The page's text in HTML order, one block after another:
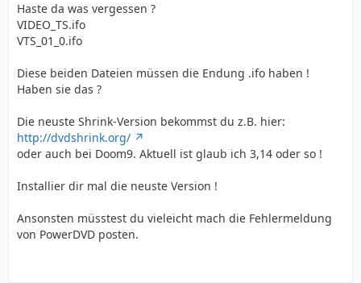
Haste da was vergessen ?
VIDEO_TS.ifo
VTS_01_0.ifo
Diese beiden Dateien müssen die Endung .ifo haben !
Haben sie das ?
Die neuste Shrink-Version bekommst du z.B. hier:
http://dvdshrink.org/
oder auch bei Doom9. Aktuell ist glaub ich 3,14 oder so !
Installier dir mal die neuste Version !
Ansonsten müsstest du vieleicht mach die Fehlermeldung
von PowerDVD posten.